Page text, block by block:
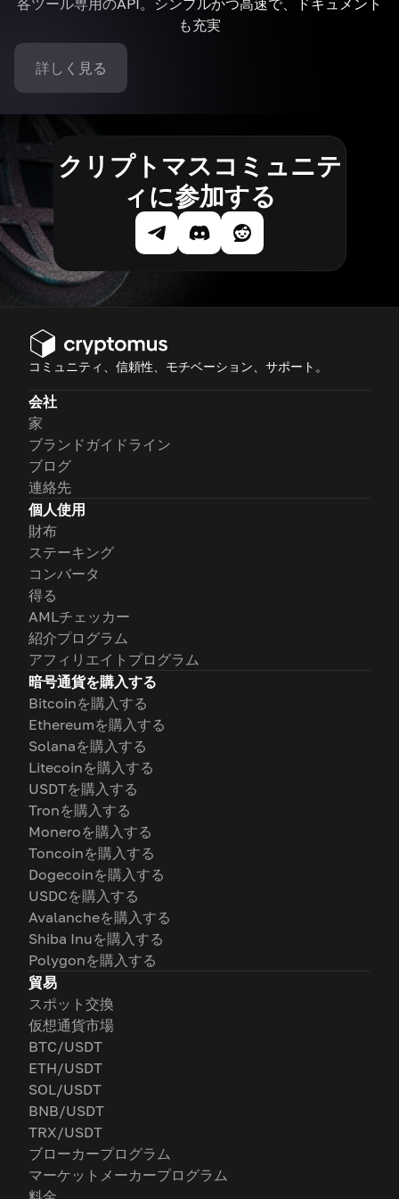
各ツール専用のAPI。シンプルかつ高速で、ドキュメント
も充実
詳しく見る
クリプトマスコミュニテ
ィに参加する
コミュニティ、信頼性、モチベーション、サポート。
会社
家
ブランドガイドライン
ブログ
連絡先
個人使用
財布
ステーキング
コンバータ
得る
AMLチェッカー
紹介プログラム
アフィリエイトプログラム
暗号通貨を購入する
Bitcoinを購入する
Ethereumを購入する
Solanaを購入する
Litecoinを購入する
USDTを購入する
Tronを購入する
Moneroを購入する
Toncoinを購入する
Dogecoinを購入する
USDCを購入する
Avalancheを購入する
Shiba Inuを購入する
Polygonを購入する
貿易
スポット交換
仮想通貨市場
BTC/USDT
ETH/USDT
SOL/USDT
BNB/USDT
TRX/USDT
ブローカープログラム
マーケットメーカープログラム